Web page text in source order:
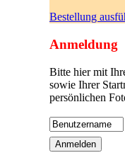
Bestellung
Anmeldung
Bitte hier mit
sowie Ihrer
persönlichen